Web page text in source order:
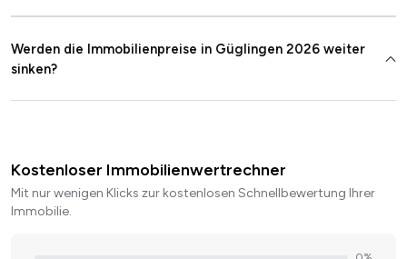
Werden die Immobilienpreise in Güglingen 2026 weiter
sinken?
Kostenloser Immobilienwertrechner
Mit nur wenigen Klicks zur kostenlosen Schnellbewertung Ihrer
Immobilie.